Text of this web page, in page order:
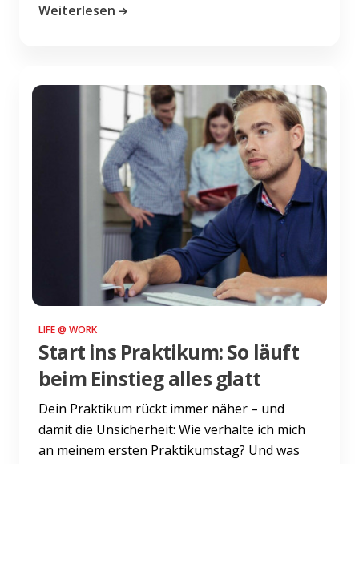
Weiterlesen
LIFE @ WORK
Start ins Praktikum: So läuft
beim Einstieg alles glatt
Dein Praktikum rückt immer näher – und
damit die Unsicherheit: Wie verhalte ich mich
an meinem ersten Praktikumstag? Und was